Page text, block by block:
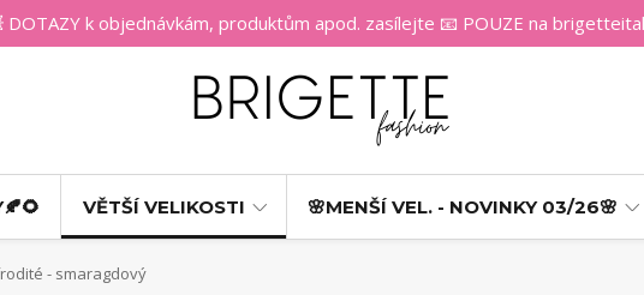
DOTAZY k objednávkám, produktům apod. zasílejte 📧 POUZE na
VĚTŠÍ VELIKOSTI 🌸MENŠÍ VEL. - NOVINKY 03/26🌸
- smaragdový